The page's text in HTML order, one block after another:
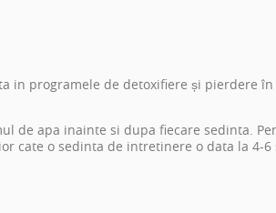
in programele de detoxifiere și pierdere
de apa inainte si dupa fiecare sedinta.
cate o sedinta de intretinere o data la 4-6